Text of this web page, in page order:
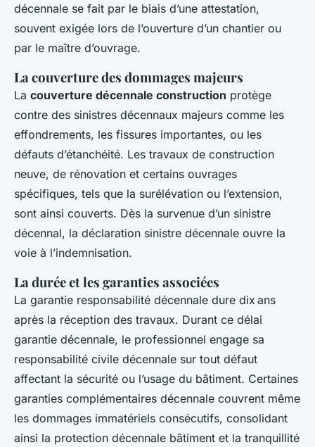
décennale se fait par le biais d’une attestation,
souvent exigée lors de l’ouverture d’un chantier ou
par le maître d’ouvrage.
La couverture des dommages majeurs
La couverture décennale construction protège
contre des sinistres décennaux majeurs comme les
effondrements, les fissures importantes, ou les
défauts d’étanchéité. Les travaux de construction
neuve, de rénovation et certains ouvrages
spécifiques, tels que la surélévation ou l’extension,
sont ainsi couverts. Dès la survenue d’un sinistre
décennal, la déclaration sinistre décennale ouvre la
voie à l’indemnisation.
La durée et les garanties associées
La garantie responsabilité décennale dure dix ans
après la réception des travaux. Durant ce délai
garantie décennale, le professionnel engage sa
responsabilité civile décennale sur tout défaut
affectant la sécurité ou l’usage du bâtiment. Certaines
garanties complémentaires décennale couvrent même
les dommages immatériels consécutifs, consolidant
ainsi la protection décennale bâtiment et la tranquillité